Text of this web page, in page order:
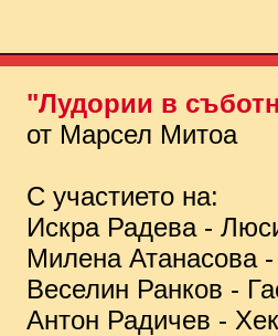
"Лудории в
от Марсел Митоа
С участието на:
Искра Радева -
Милена Атанасова
Веселин Ранков -
Антон Радичев -